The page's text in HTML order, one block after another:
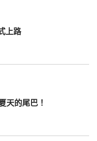
上路
天的尾巴！